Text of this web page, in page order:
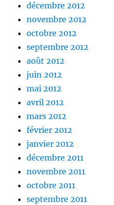
décembre 2012
novembre 2012
octobre 2012
septembre 2012
août 2012
juin 2012
mai 2012
avril 2012
mars 2012
février 2012
janvier 2012
décembre 2011
novembre 2011
octobre 2011
septembre 2011